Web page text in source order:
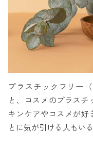
プラスチックフリー
と、コスメのプラス
キンケアやコスメが好
とに気が引ける人もい